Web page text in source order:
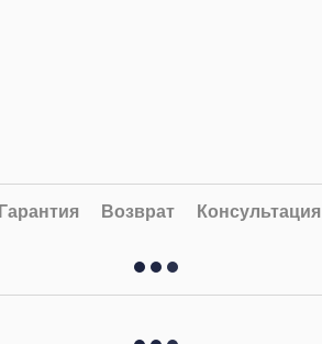
Гарантия Возврат Консультация